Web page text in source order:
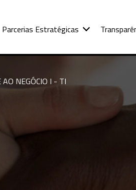
Parcerias Estratégicas
NEGÓCIO I - TI